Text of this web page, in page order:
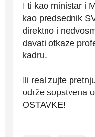
I ti kao ministar i
kao predsednik
direktno i
davati otkaze
kadru.
Ili realizujte
održe sopstvena
OSTAVKE!